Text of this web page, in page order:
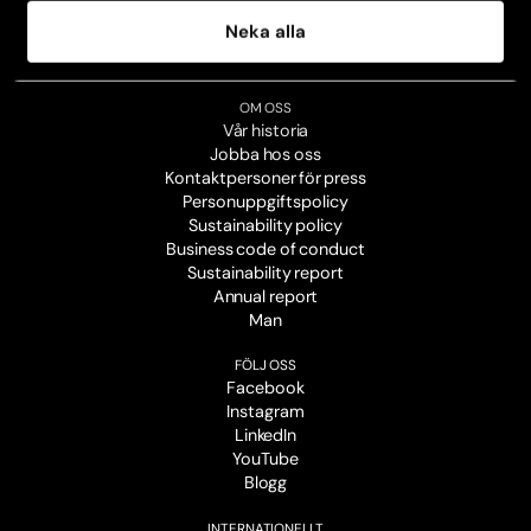
Neka alla
Avboka tid
Broschyrer
OM OSS
Vår historia
Jobba hos oss
Kontaktpersoner för press
Personuppgiftspolicy
Sustainability policy
Business code of conduct
Sustainability report
Annual report
Man
FÖLJ OSS
Facebook
Instagram
LinkedIn
YouTube
Blogg